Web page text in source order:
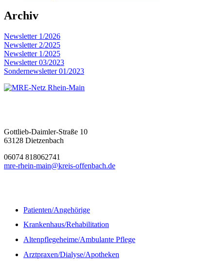
Archiv
Newsletter 1/2026
Newsletter 2/2025
Newsletter 1/2025
Newsletter 03/2023
Sondernewsletter 01/2023
Gottlieb-Daimler-Straße 10
63128 Dietzenbach
06074 818062741
mre-rhein-main@kreis-offenbach.de
Patienten/Angehörige
Krankenhaus/Rehabilitation
Altenpflegeheime/Ambulante Pflege
Arztpraxen/Dialyse/Apotheken